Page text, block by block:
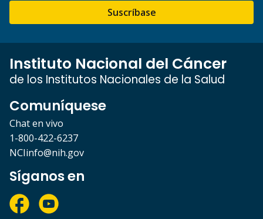
Suscríbase
Instituto Nacional del Cáncer
de los Institutos Nacionales de la Salud
Comuníquese
Chat en vivo
1-800-422-6237
NCIinfo@nih.gov
Síganos en